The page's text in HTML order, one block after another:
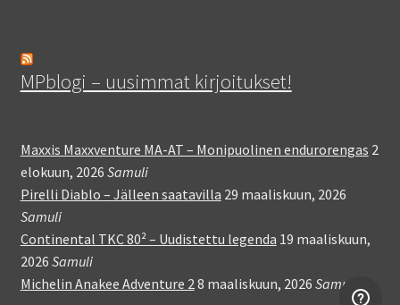
MPblogi – uusimmat kirjoitukset!
Maxxis Maxxventure MA-AT – Monipuolinen endurorengas 2
elokuun, 2026 Samuli
Pirelli Diablo – Jälleen saatavilla 29 maaliskuun, 2026
Samuli
Continental TKC 80² – Uudistettu legenda 19 maaliskuun,
2026 Samuli
Michelin Anakee Adventure 28 maaliskuun, 2026 Samuli